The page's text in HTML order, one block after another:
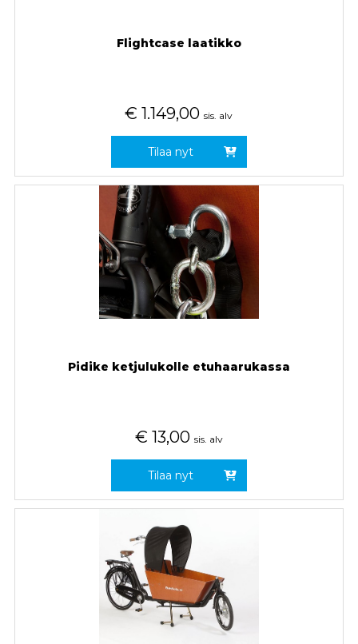
Flightcase laatikko
€ 1.149,00 sis. alv
Tilaa nyt
Pidike ketjulukolle etuhaarukassa
€ 13,00 sis. alv
Tilaa nyt